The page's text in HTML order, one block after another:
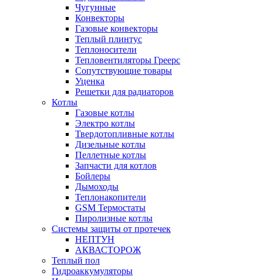
Чугунные
Конвекторы
Газовые конвекторы
Теплый плинтус
Теплоносители
Тепловентиляторы Греерс
Сопутствующие товары
Уценка
Решетки для радиаторов
Котлы
Газовые котлы
Электро котлы
Твердотопливные котлы
Дизельные котлы
Пеллетные котлы
Запчасти для котлов
Бойлеры
Дымоходы
Теплонакопители
GSM Термостаты
Пиролизные котлы
Системы защиты от протечек
НЕПТУН
АКВАСТОРОЖ
Теплый пол
Гидроаккумуляторы